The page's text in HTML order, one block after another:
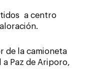
a centro
de la camioneta
Paz de Ariporo,